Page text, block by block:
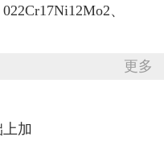
、
更多
加